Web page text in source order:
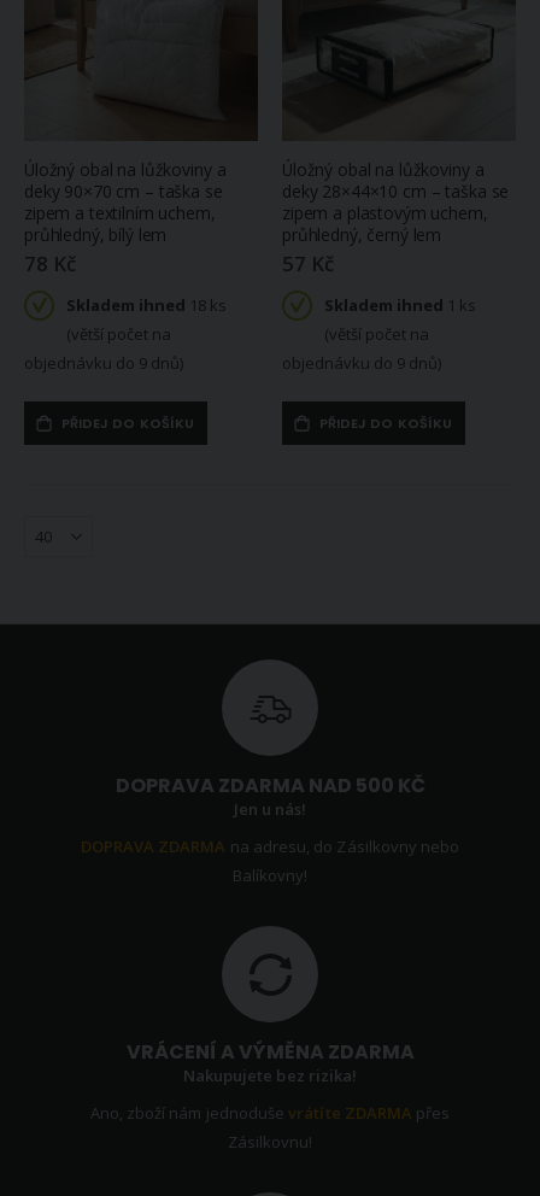
Úložný obal na lůžkoviny a
deky 90×70 cm – taška se
zipem a textilním uchem,
průhledný, bílý lem
78 Kč
Skladem ihned 18 ks
(větší počet na
objednávku do 9 dnů)
PŘIDEJ DO KOŠÍKU
Úložný obal na lůžkoviny a
deky 28×44×10 cm – taška se
zipem a plastovým uchem,
průhledný, černý lem
57 Kč
Skladem ihned 1 ks
(větší počet na
objednávku do 9 dnů)
PŘIDEJ DO KOŠÍKU
DOPRAVA ZDARMA NAD 500 KČ
Jen u nás!
DOPRAVA ZDARMA na adresu, do Zásilkovny nebo
Balíkovny!
VRÁCENÍ A VÝMĚNA ZDARMA
Nakupujete bez rizika!
Ano, zboží nám jednoduševrátíte ZDARMA přes
Zásilkovnu!